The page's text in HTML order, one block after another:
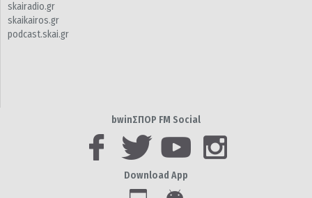
skairadio.gr
skaikairos.gr
podcast.skai.gr
bwinΣΠΟΡ FM Social
Download App